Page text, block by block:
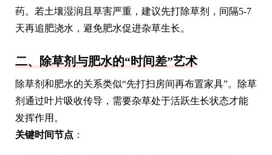
药。若土壤湿润且草害严重，建议先打除草剂，间隔5-7
天再追肥浇水，避免肥水促进杂草生长。
二、除草剂与肥水的“时间差”艺术
除草剂和肥水的关系类似“先打扫房间再布置家具”。除草
剂通过叶片吸收传导，需要杂草处于活跃生长状态才能
发挥作用。
关键时间节点 ：